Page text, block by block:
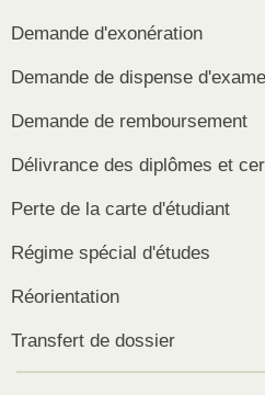
Demande d'exonération
Demande de dispense
Demande de remboursement
Délivrance des diplômes et
Perte de la carte d'étudiant
Régime spécial d'études
Réorientation
Transfert de dossier